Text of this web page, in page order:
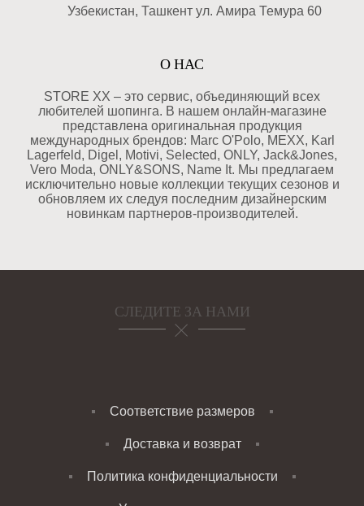
Узбекистан, Ташкент ул. Амира Темура 60
О НАС
STORE XX – это сервис, объединяющий всех
любителей шопинга. В нашем онлайн-магазине
представлена оригинальная продукция
международных брендов: Marc O'Polo, MEXX, Karl
Lagerfeld, Digel, Motivi, Selected, ONLY, Jack&Jones,
Vero Moda, ONLY&SONS, Name It. Мы предлагаем
исключительно новые коллекции текущих сезонов и
обновляем их следуя последним дизайнерским
новинкам партнеров-производителей.
СЛЕДИТЕ ЗА НАМИ
Соответствие размеров
Доставка и возврат
Политика конфиденциальности